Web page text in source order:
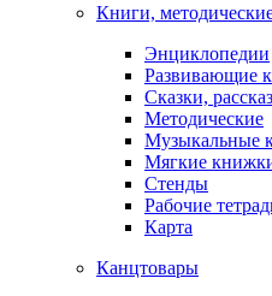
Книги,
Энциклопедии
Развивающие
Сказки,
Методические
Музыкальные
Мягкие
Стенды
Рабочие
Карта
Канцтовары